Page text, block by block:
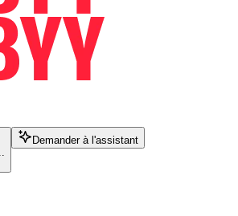
Demander à l'assistant